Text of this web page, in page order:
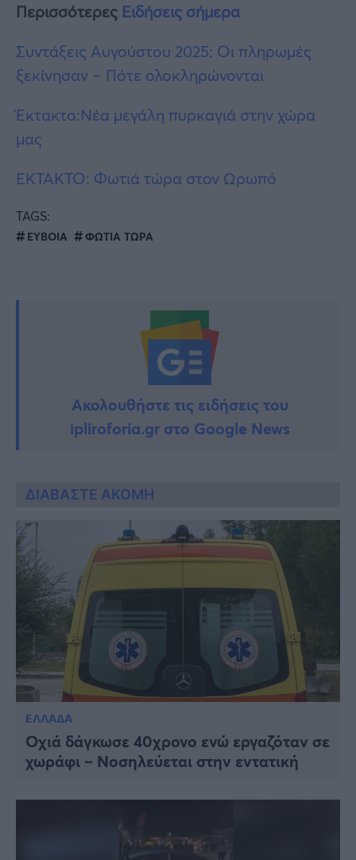
Περισσότερες Ειδήσεις σήμερα
Συντάξεις Αυγούστου 2025: Οι πληρωμές
ξεκίνησαν – Πότε ολοκληρώνονται
Έκτακτο:Νέα μεγάλη πυρκαγιά στην χώρα
μας
ΈΚΤΑΚΤΟ: Φωτιά τώρα στον Ωρωπό
TAGS:
ΕΥΒΟΙΑ ΦΩΤΙΑ ΤΩΡΑ
Ακολουθήστε τις ειδήσεις του
ipliroforia.gr στο Google News
ΔΙΑΒΑΣΤΕ ΑΚΟΜΗ
ΕΛΛΑΔΑ
Οχιά δάγκωσε 40χρονο ενώ εργαζόταν σε
χωράφι – Νοσηλεύεται στην εντατική